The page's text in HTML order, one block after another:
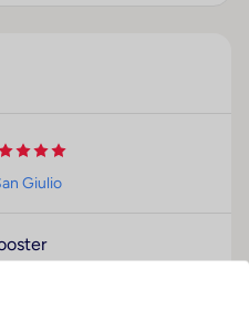
Giulio
is omgebouw